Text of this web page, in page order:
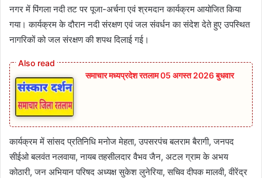
नगर में पिंगला नदी तट पर पूजा-अर्चना एवं श्रमदान कार्यक्रम आयोजित किया
गया। कार्यक्रम के दौरान नदी संरक्षण एवं जल संवर्धन का संदेश देते हुए उपस्थित
नागरिकों को जल संरक्षण की शपथ दिलाई गई।
समाचार मध्यप्रदेश रतलाम 05 अगस्त 2026 बुधवार
कार्यक्रम में सांसद प्रतिनिधि मनोज मेहता, उपसरपंच बलराम बैरागी, जनपद
सीईओ बलवंत नलवाया, नायब तहसीलदार वैभव जैन, अटल ग्राम के अभय
कोठारी, जन अभियान परिषद अध्यक्ष सुकेश लुनेरिया, सचिव दीपक मालवी, वीरेंद्र